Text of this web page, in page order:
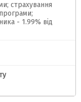
страхування
- 1.99% від